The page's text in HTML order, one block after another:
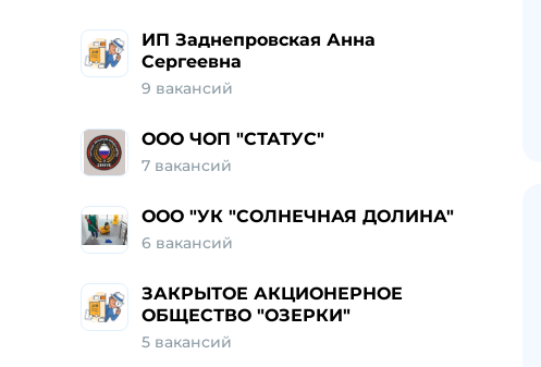
ИП Заднепровская Анна
Сергеевна
9 вакансий
ООО ЧОП "СТАТУС"
7 вакансий
ООО "УК "СОЛНЕЧНАЯ ДОЛИНА"
6 вакансий
ЗАКРЫТОЕ АКЦИОНЕРНОЕ
ОБЩЕСТВО "ОЗЕРКИ"
5 вакансий